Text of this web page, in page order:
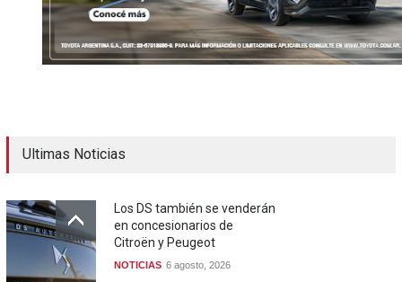
Ultimas Noticias
Los DS también se venderán
en concesionarios de
Citroën y Peugeot
NOTICIAS 6 agosto, 2026